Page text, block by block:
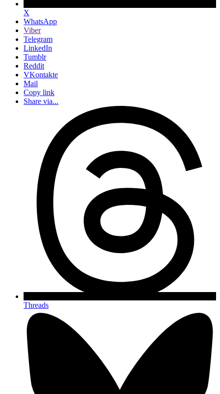
X
WhatsApp
Viber
Telegram
LinkedIn
Tumblr
Reddit
VKontakte
Mail
Copy link
Share via...
Threads